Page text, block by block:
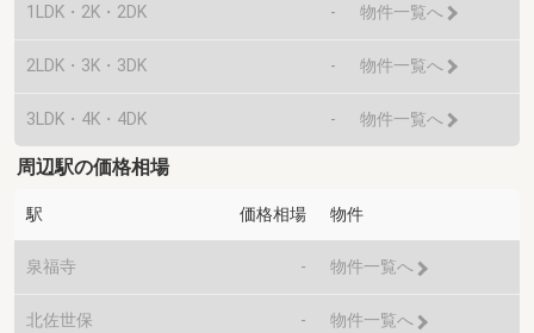
1LDK・2K・2DK - 物件一覧へ
2LDK・3K・3DK - 物件一覧へ
3LDK・4K・4DK - 物件一覧へ
周辺駅の価格相場
駅 価格相場 物件
泉福寺 - 物件一覧へ
北佐世保 - 物件一覧へ